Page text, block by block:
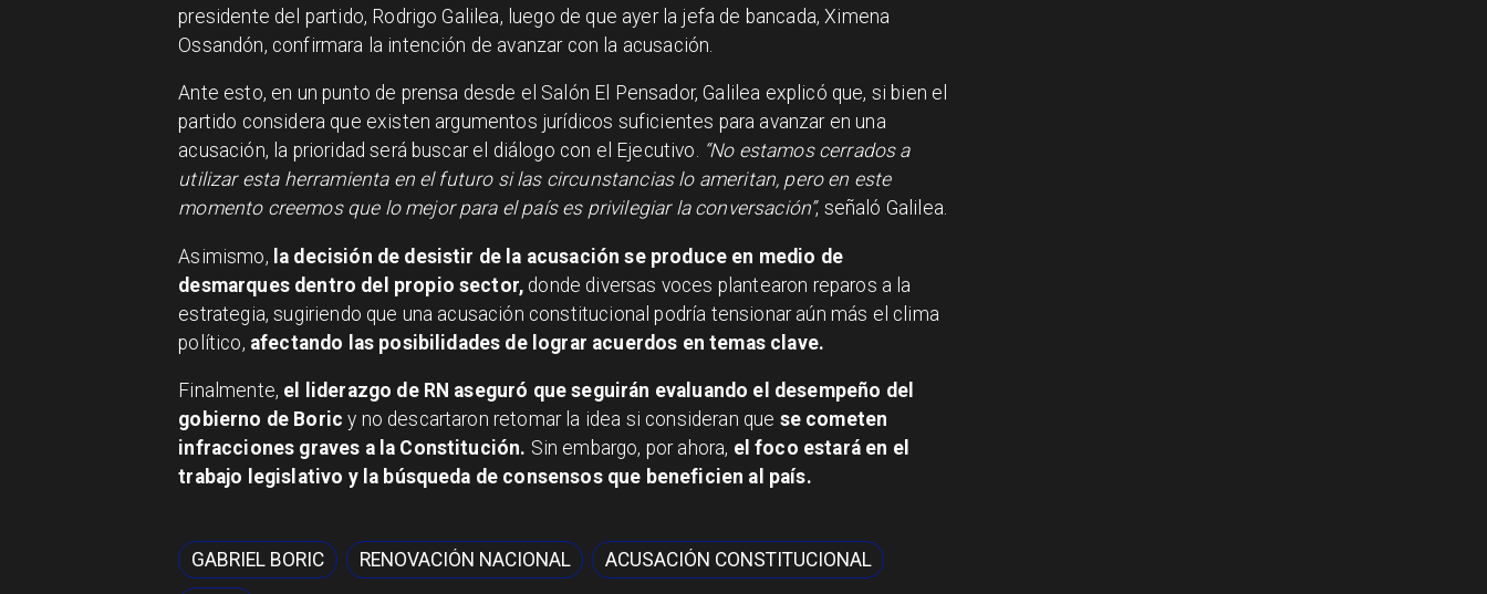
presidente del partido, Rodrigo Galilea, luego de que ayer la jefa de bancada, Ximena
Ossandón, confirmara la intención de avanzar con la acusación.
Ante esto, en un punto de prensa desde el Salón El Pensador, Galilea explicó que, si bien el
partido considera que existen argumentos jurídicos suficientes para avanzar en una
acusación, la prioridad será buscar el diálogo con el Ejecutivo. “No estamos cerrados a
utilizar esta herramienta en el futuro si las circunstancias lo ameritan, pero en este
momento creemos que lo mejor para el país es privilegiar la conversación”, señaló Galilea.
Asimismo, la decisión de desistir de la acusación se produce en medio de
desmarques dentro del propio sector, donde diversas voces plantearon reparos a la
estrategia, sugiriendo que una acusación constitucional podría tensionar aún más el clima
político, afectando las posibilidades de lograr acuerdos en temas clave.
Finalmente, el liderazgo de RN aseguró que seguirán evaluando el desempeño del
gobierno de Boricy no descartaron retomar la idea si consideran que se cometen
infracciones graves a la Constitución. Sin embargo, por ahora, el foco estará en el
trabajo legislativo y la búsqueda de consensos que beneficien al país.
GABRIEL BORIC RENOVACIÓN NACIONAL ACUSACIÓN CONSTITUCIONAL